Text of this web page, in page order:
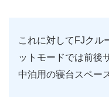
これに対してFJクル
ットモードでは前後
中泊用の寝台スペー